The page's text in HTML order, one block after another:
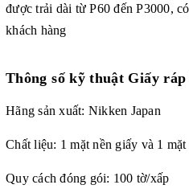
được trải dài từ P60 đến P3000,
khách hàng
Thông số kỹ thuật Giấy
Hãng sản xuất: Nikken Japan
Chất liệu: 1 mặt nền giấy và 1 mặt
Quy cách đóng gói: 100 tờ/xấp